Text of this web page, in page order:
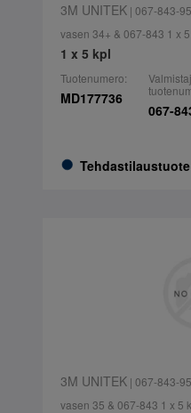
3M UNITEK| 067-843-
vasen 34+ & 067-843 1 x
1 x 5 kpl
Tuotenumero:
MD177736
Tehdastilaustuote
067-
3M UNITEK| 067-843-
vasen 35 & 067-843 1 x 5